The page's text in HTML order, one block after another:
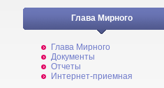
Глава Мирного
Глава Мирного
Документы
Отчеты
Интернет-приемная